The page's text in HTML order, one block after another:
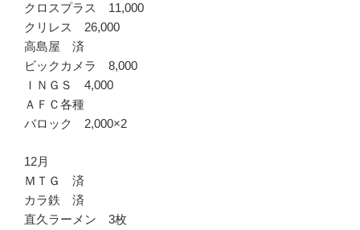
クロスプラス 11,000
クリレス 26,000
高島屋 済
ビックカメラ 8,000
ＩＮＧＳ 4,000
ＡＦＣ各種
バロック 2,000×2
12月
ＭＴＧ 済
カラ鉄 済
直久ラーメン 3枚